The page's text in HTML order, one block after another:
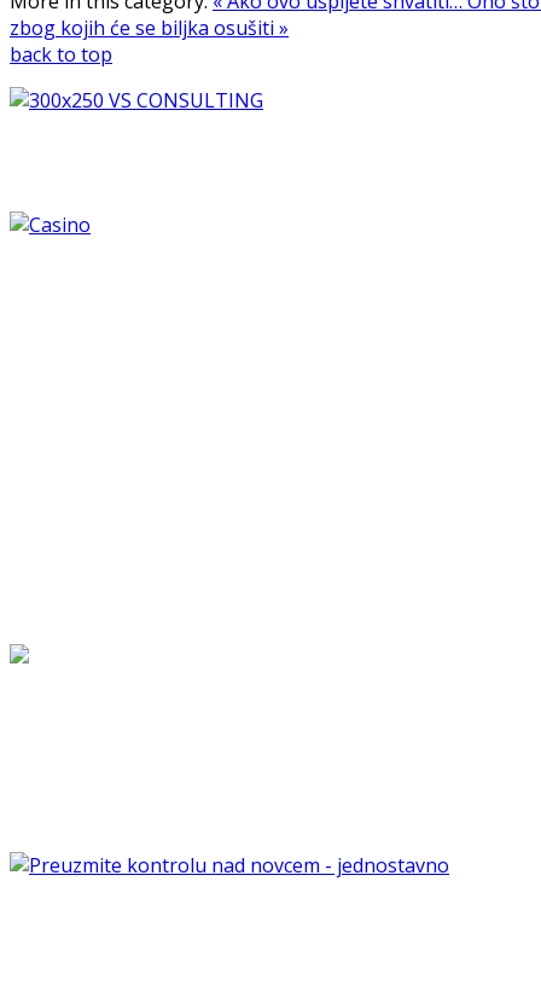
zbog kojih će se biljka osušiti »
back to top